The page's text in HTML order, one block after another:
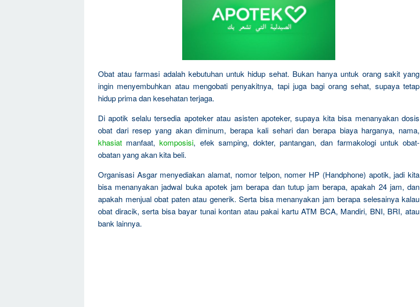
Obat atau farmasi adalah kebutuhan untuk hidup sehat. Bukan hanya untuk orang sakit yang
ingin menyembuhkan atau mengobati penyakitnya, tapi juga bagi orang sehat, supaya tetap
hidup prima dan kesehatan terjaga.
Di apotik selalu tersedia apoteker atau asisten apoteker, supaya kita bisa menanyakan dosis
obat dari resep yang akan diminum, berapa kali sehari dan berapa biaya harganya, nama,
khasiat manfaat,komposisi, efek samping, dokter, pantangan, dan farmakologi untuk obat-
obatan yang akan kita beli.
Organisasi Asgar menyediakan alamat, nomor telpon, nomer HP (Handphone) apotik, jadi kita
bisa menanyakan jadwal buka apotek jam berapa dan tutup jam berapa, apakah 24 jam, dan
apakah menjual obat paten atau generik. Serta bisa menanyakan jam berapa selesainya kalau
obat diracik, serta bisa bayar tunai kontan atau pakai kartu ATM BCA, Mandiri, BNI, BRI, atau
bank lainnya.